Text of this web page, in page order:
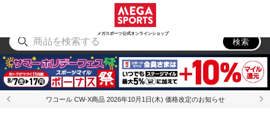
メガスポーツ公式オンラインショップ
アウトドア
検索
ワコール CW-X商品 2026年10月1日(木) 価格改定のお知らせ